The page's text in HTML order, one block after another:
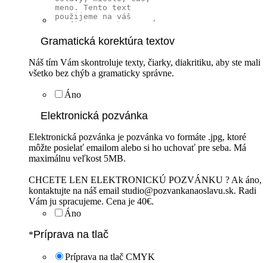
Gramatická korektúra textov
Náš tím Vám skontroluje texty, čiarky, diakritiku, aby ste mali
všetko bez chýb a gramaticky správne.
Áno
Elektronická pozvánka
Elektronická pozvánka je pozvánka vo formáte .jpg, ktoré
môžte posielať emailom alebo si ho uchovať pre seba. Má
maximálnu veľkost 5MB.
CHCETE LEN ELEKTRONICKÚ POZVÁNKU ? Ak áno,
kontaktujte na náš email studio@pozvankanaoslavu.sk. Radi
Vám ju spracujeme. Cena je 40€.
Áno
*Príprava na tlač
Príprava na tlač CMYK